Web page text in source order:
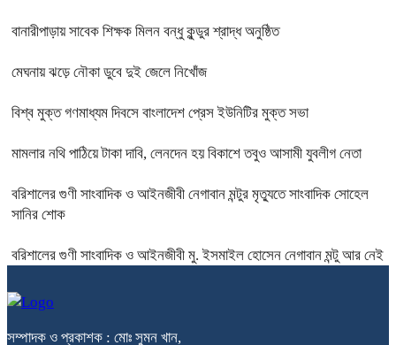
বানারীপাড়ায় সাবেক শিক্ষক মিলন বন্ধু কুন্ডুর শ্রাদ্ধ অনুষ্ঠিত
মেঘনায় ঝড়ে নৌকা ডুবে দুই জেলে নিখোঁজ
বিশ্ব মুক্ত গণমাধ্যম দিবসে বাংলাদেশ প্রেস ইউনিটির মুক্ত সভা
মামলার নথি পাঠিয়ে টাকা দাবি, লেনদেন হয় বিকাশে তবুও আসামী যুবলীগ নেতা
বরিশালের গুণী সাংবাদিক ও আইনজীবী নেগাবান মন্টুর মৃত্যুতে সাংবাদিক সোহেল
সানির শোক
বরিশালের গুণী সাংবাদিক ও আইনজীবী মু. ইসমাইল হোসেন নেগাবান মন্টু আর নেই
সম্পাদক ও প্রকাশক : মোঃ সুমন খান,